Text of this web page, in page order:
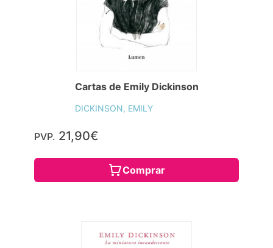
Cartas de Emily Dickinson
DICKINSON, EMILY
PVP. 21,90€
Comprar